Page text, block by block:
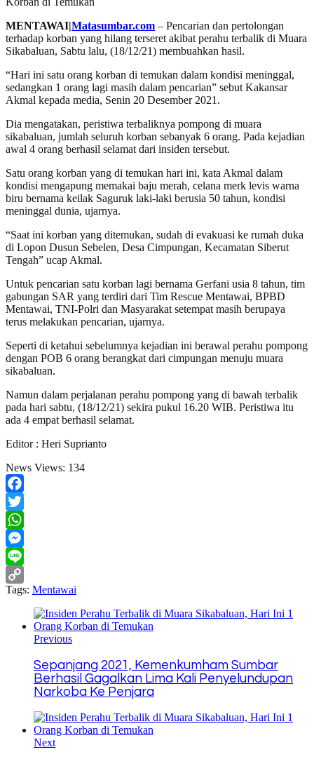
MENTAWAI|Matasumbar.com – Pencarian dan pertolongan
terhadap korban yang hilang terseret akibat perahu terbalik di Muara
Sikabaluan, Sabtu lalu, (18/12/21) membuahkan hasil.
“Hari ini satu orang korban di temukan dalam kondisi meninggal,
sedangkan 1 orang lagi masih dalam pencarian” sebut Kakansar
Akmal kepada media, Senin 20 Desember 2021.
Dia mengatakan, peristiwa terbaliknya pompong di muara
sikabaluan, jumlah seluruh korban sebanyak 6 orang. Pada kejadian
awal 4 orang berhasil selamat dari insiden tersebut.
Satu orang korban yang di temukan hari ini, kata Akmal dalam
kondisi mengapung memakai baju merah, celana merk levis warna
biru bernama keilak Saguruk laki-laki berusia 50 tahun, kondisi
meninggal dunia, ujarnya.
“Saat ini korban yang ditemukan, sudah di evakuasi ke rumah duka
di Lopon Dusun Sebelen, Desa Cimpungan, Kecamatan Siberut
Tengah” ucap Akmal.
Untuk pencarian satu korban lagi bernama Gerfani usia 8 tahun, tim
gabungan SAR yang terdiri dari Tim Rescue Mentawai, BPBD
Mentawai, TNI-Polri dan Masyarakat setempat masih berupaya
terus melakukan pencarian, ujarnya.
Seperti di ketahui sebelumnya kejadian ini berawal perahu pompong
dengan POB 6 orang berangkat dari cimpungan menuju muara
sikabaluan.
Namun dalam perjalanan perahu pompong yang di bawah terbalik
pada hari sabtu, (18/12/21) sekira pukul 16.20 WIB. Peristiwa itu
ada 4 empat berhasil selamat.
Editor : Heri Suprianto
News Views: 134
Facebook
Twitter
WhatsApp
Messenger
Line
Copy
Tags: Mentawai
Previous
Sepanjang 2021, Kemenkumham Sumbar
Berhasil Gagalkan Lima Kali Penyelundupan
Narkoba Ke Penjara
Next